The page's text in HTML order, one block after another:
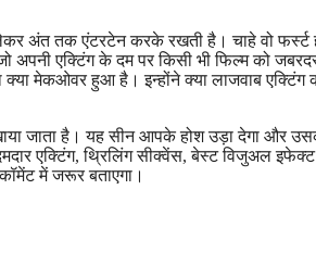
अंत तक एंटरटेन करके रखती है। चाहे वो
एक्टिंग के दम पर किसी भी फिल्म को
क्या मेकओवर हुआ है। इन्होंने क्या लाजवाब
जाता है। यह सीन आपके होश उड़ा देगा और
एक्टिंग, थ्रिलिंग सीक्वेंस, बेस्ट विजुअल
में जरूर बताएगा।